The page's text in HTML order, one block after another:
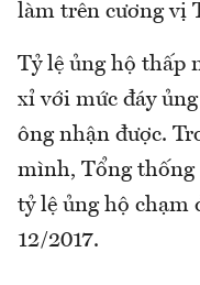
làm trên cương vị
Tỷ lệ ủng hộ thấp
xỉ với mức đáy
ông nhận được.
mình, Tổng thống
tỷ lệ ủng hộ chạm
12/2017.